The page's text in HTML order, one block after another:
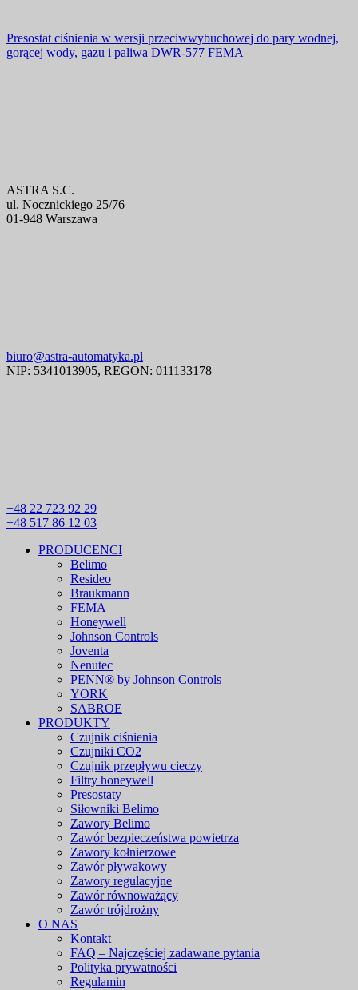
Presostat ciśnienia w wersji przeciwwybuchowej do pary wodnej,
gorącej wody, gazu i paliwa DWR-577 FEMA
ASTRA S.C.
ul. Nocznickiego 25/76
01-948 Warszawa
biuro@astra-automatyka.pl
NIP: 5341013905, REGON: 011133178
+48 22 723 92 29
+48 517 86 12 03
PRODUCENCI
Belimo
Resideo
Braukmann
FEMA
Honeywell
Johnson Controls
Joventa
Nenutec
PENN® by Johnson Controls
YORK
SABROE
PRODUKTY
Czujnik ciśnienia
Czujniki CO2
Czujnik przepływu cieczy
Filtry honeywell
Presostaty
Siłowniki Belimo
Zawory Belimo
Zawór bezpieczeństwa powietrza
Zawory kołnierzowe
Zawór pływakowy
Zawory regulacyjne
Zawór równoważący
Zawór trójdrożny
O NAS
Kontakt
FAQ – Najczęściej zadawane pytania
Polityka prywatności
Regulamin